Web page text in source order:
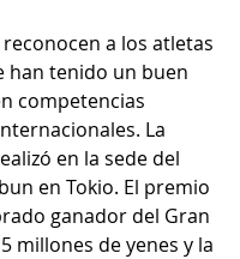
a los atletas
han tenido un buen
competencias
La
en la sede del
en Tokio. El premio
ganador del Gran
millones de yenes y la